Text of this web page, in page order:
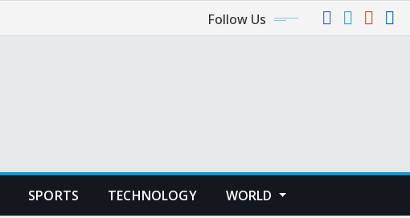
Follow Us
SPORTS TECHNOLOGY WORLD